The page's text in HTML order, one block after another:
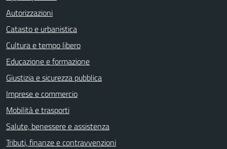
Autorizzazioni
Catasto e urbanistica
Cultura e tempo libero
Educazione e formazione
Giustizia e sicurezza pubblica
Imprese e commercio
Mobilità e trasporti
Salute, benessere e assistenza
Tributi, finanze e contravvenzioni